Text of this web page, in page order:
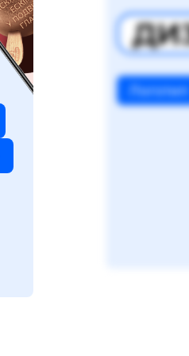
Логотип